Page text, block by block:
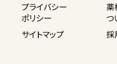
プライバシー
ポリシー
薬
つ
サイトマップ
採